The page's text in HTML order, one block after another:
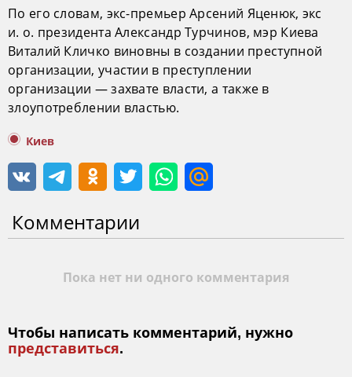
По его словам, экс-премьер Арсений Яценюк, экс
и. о. президента Александр Турчинов, мэр Киева
Виталий Кличко виновны в создании преступной
организации, участии в преступлении
организации — захвате власти, а также в
злоупотреблении властью.
Киев
Комментарии
Пока нет ни одного комментария
Чтобы написать комментарий, нужно
представиться.